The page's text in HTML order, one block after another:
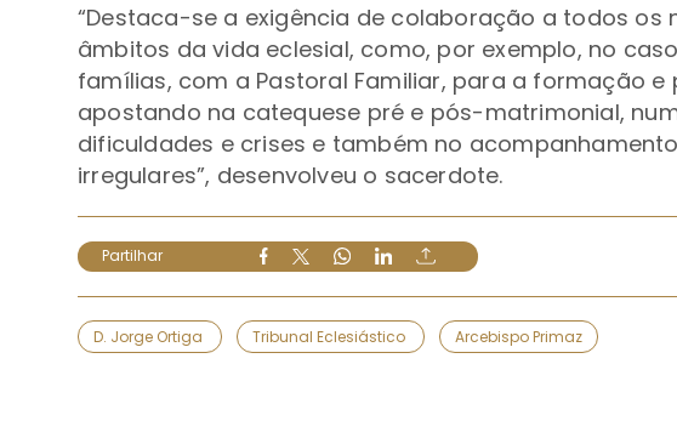
“Destaca-se a exigência de colaboração a todos os
âmbitos da vida eclesial, como, por exemplo, no
famílias, com a Pastoral Familiar, para a formação
apostando na catequese pré e pós-matrimonial,
dificuldades e crises e também no
irregulares”, desenvolveu o sacerdote.
Partilhar
D. Jorge Ortiga Tribunal Eclesiástico Arcebispo Primaz